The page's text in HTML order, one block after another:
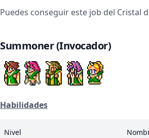
Puedes conseguir este job del Cristal
Summoner (Invocador)
Habilidades
Nivel